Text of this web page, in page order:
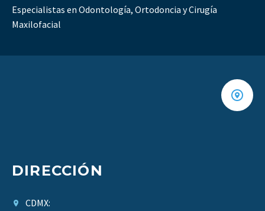
Especialistas en Odontología, Ortodoncia y Cirugía
Maxilofacial
DIRECCIÓN
CDMX: